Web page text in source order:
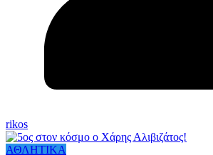
rikos
ΑΘΛΗΤΙΚΑ